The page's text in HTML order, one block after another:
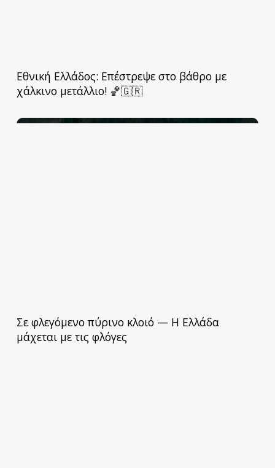
Εθνική Ελλάδος: Επέστρεψε στο βάθρο με
χάλκινο μετάλλιο! 🏀🇬🇷
Σε φλεγόμενο πύρινο κλοιό — Η Ελλάδα
μάχεται με τις φλόγες